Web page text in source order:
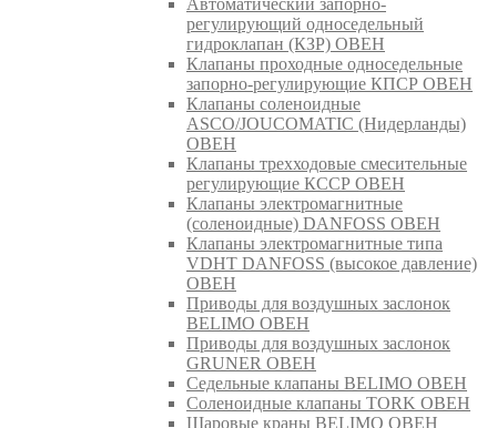
Автоматический запорно-
регулирующий односедельный
гидроклапан (КЗР) ОВЕН
Клапаны проходные односедельные
запорно-регулирующие КПСР ОВЕН
Клапаны соленоидные
ASCO/JOUCOMATIC (Нидерланды)
ОВЕН
Клапаны трехходовые смесительные
регулирующие КССР ОВЕН
Клапаны электромагнитные
(соленоидные) DANFOSS ОВЕН
Клапаны электромагнитные типа
VDHT DANFOSS (высокое давление)
ОВЕН
Приводы для воздушных заслонок
BELIMO ОВЕН
Приводы для воздушных заслонок
GRUNER ОВЕН
Седельные клапаны BELIMO ОВЕН
Соленоидные клапаны TORK ОВЕН
Шаровые краны BELIMO ОВЕН